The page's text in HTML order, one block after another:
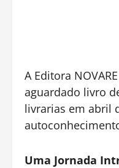
A Editora
aguardado livro
livrarias em abril
Uma Jornada